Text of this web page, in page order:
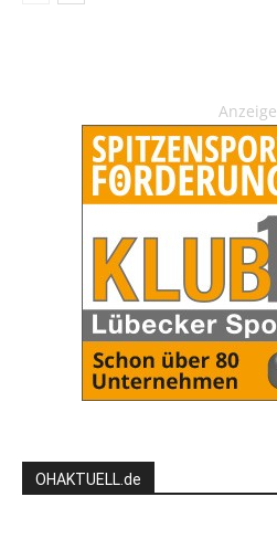
Anzeige
OHAKTUELL.de